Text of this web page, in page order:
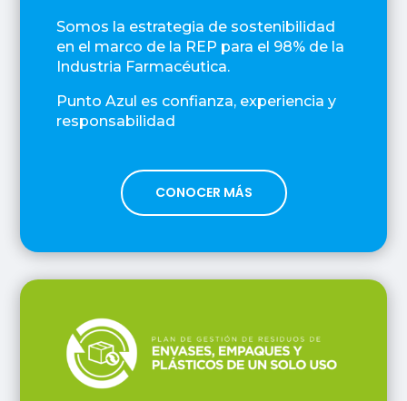
Somos la estrategia de sostenibilidad
en el marco de la REP para el 98% de la
Industria Farmacéutica.
Punto Azul es confianza, experiencia y
responsabilidad
CONOCER MÁS